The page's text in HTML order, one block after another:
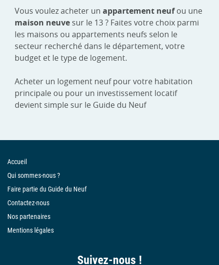
Vous voulez acheter un appartement neufou une
maison neuve sur le 13 ? Faites votre choix parmi
les maisons ou appartements neufs selon le
secteur recherché dans le département, votre
budget et le type de logement.
Acheter un logement neuf pour votre habitation
principale ou pour un investissement locatif
devient simple sur le Guide du Neuf
Accueil
Qui sommes-nous ?
Faire partie du Guide du Neuf
Contactez-nous
Nos partenaires
Mentions légales
Suivez-nous !